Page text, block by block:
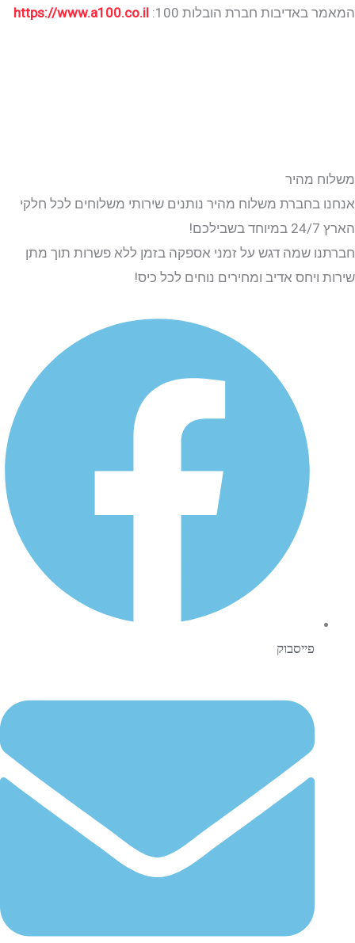
באדיבות חברת הובלות 100: https://www.a100.co.il
מהיר
בחברת משלוח מהיר נותנים שירותי משלוחים לכל חלקי
שמה דגש על זמני אספקה בזמן ללא פשרות תוך מתן
ויחס אדיב ומחירים נוחים לכל כיס!
פייסבוק